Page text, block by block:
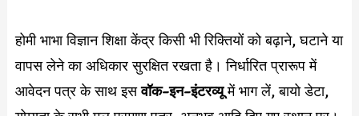
होमी भाभा विज्ञान शिक्षा केंद्र किसी भी रिक्तियों को बढ़ाने, घटाने या
वापस लेने का अधिकार सुरक्षित रखता है। निर्धारित प्रारूप में
आवेदन पत्र के साथ इसवॉक-इन-इंटरव्यूमें भाग लें, बायो डेटा,